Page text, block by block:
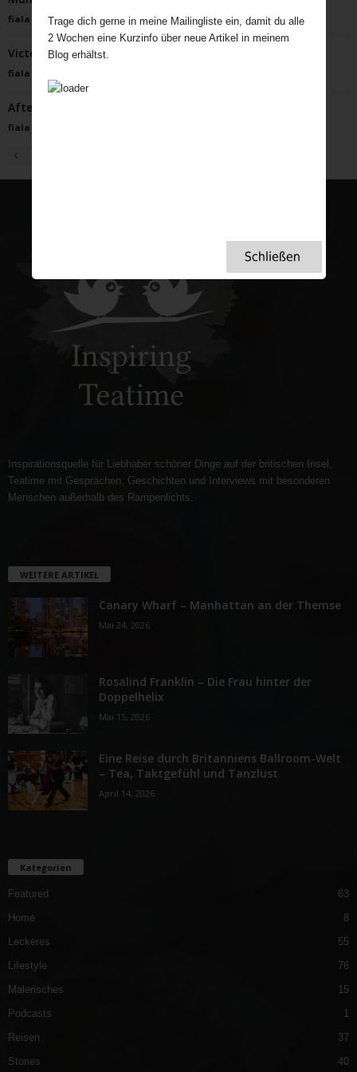
fiala Januar 2, 2024
Victoria Sponge Cake
fiala
Afternoon Tea in der Wilden Mathilde in Berlin
fiala
Inspirationsquelle für Liebhaber schöner Dinge auf der britischen Insel,
Teatime mit Gesprächen, Geschichten und Interviews mit besonderen
Menschen außerhalb des Rampenlichts.
WEITERE ARTIKEL
Canary Wharf – Manhattan an der Themse
Mai 24, 2026
Rosalind Franklin – Die Frau hinter der
Doppelhelix
Mai 15, 2026
Eine Reise durch Britanniens Ballroom-Welt
– Tea, Taktgefühl und Tanzlust
April 14, 2026
Kategorien
Featured
63
Home
8
Leckeres
55
Lifestyle
76
Malerisches
15
Podcasts
1
Reisen
37
Stories
40
Trage dich gerne in meine Mailingliste ein, damit du alle
2 Wochen eine Kurzinfo über neue Artikel in meinem
Blog erhältst.